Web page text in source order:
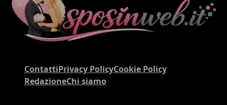
ContattiPrivacy PolicyCookie Policy
RedazioneChi siamo